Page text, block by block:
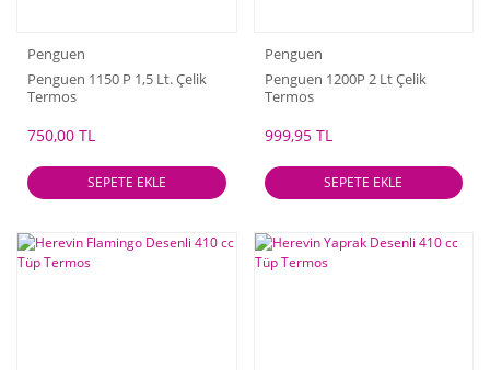
Penguen
Penguen 1150 P 1,5 Lt. Çelik
Termos
750,00 TL
SEPETE EKLE
Penguen
Penguen 1200P 2 Lt Çelik
Termos
999,95 TL
SEPETE EKLE